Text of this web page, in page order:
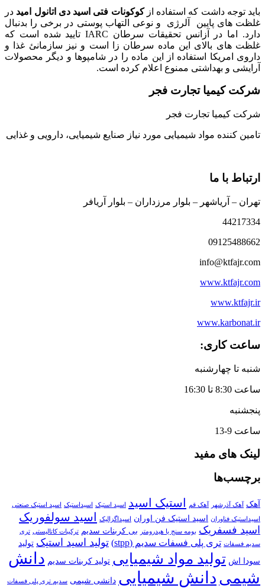
باید توجه داشت که استفاده ازکوکونات فتی اسید دی اتانول امید در
غلظت های پایین آلرژی و نوعی التهاب پوستی در برخی را بدنبال
دارد. اما در آزانس تحقیقات سرطان IARC تایید شده است که
غلظت های بالای این ماده سرطان زا است و نیز سازمانئ غذا و
داروی امریکا استفاده از این ماده را در شامپوها و دیگر محصولات
آرایشی و بهداشتی ممنوع اعلام کرده است.
شرکت کیمیا تجارت فجر
شرکت کیمیا تجارت فجر
تامین کننده مواد شیمیایی مورد نیاز صنایع شیمیایی، دارویی و غذایی
ارتباط با ما
تهران – آریاشهر – بلوار مرزداران – بلوار آریافر
44217334
09125488662
info@ktfajr.com
www.ktfajr.com
www.ktfajr.ir
www.karbonat.ir
ساعت کاری:
شنبه تا چهارشنبه
ساعت 8:30 تا 16:30
پنجشنبه
ساعت 9-13
لینک های مفید
برچسب‌ها
آهک آهک آذرشهر آهک قم استیک اسید اسید استیک اسیداستیک اسید استیک صنعتی
اسیداستیک فناوران اسید استیک فن اوران اسیداگزالیک اسید سولفوریک
اسید فسفریک بومه سنج یا هیدرومتر بی کربنات سدیم ترکیبات کاتالیستی تری
سدیم فسفات تری پلی فسفات سدیم (stpp) تولید اسید استیک تولید
سودا اش تولید مواد شیمیایی تولید کربنات سدیم دانش
شیمی دانش شیمیایی دانشی شیمی سدیم تری پلی فسفات